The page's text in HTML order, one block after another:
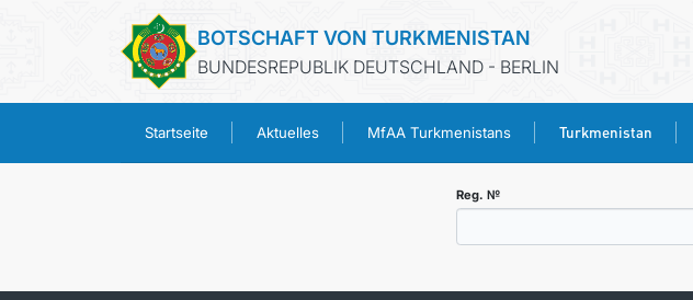
BOTSCHAFT VON TURKMENISTAN
BUNDESREPUBLIK DEUTSCHLAND - BERLIN
Startseite Aktuelles MfAA Turkmenistans Turkmenistan
Reg. №